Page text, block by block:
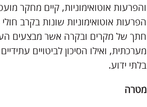
והפרעות אוטואימוניות, קיים מחקר
הפרעות אוטואימוניות שונות בקרב
חתך של מקרים ובקרה אשר מבצעים
מערכתית, ואילו הסיכון לביטויים
בלתי ידוע.
מטרה